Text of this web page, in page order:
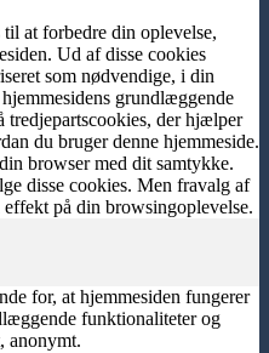
at forbedre din oplevelse,
Ud af disse cookies
som nødvendige, i din
grundlæggende
tredjepartscookies, der hjælper
du bruger denne hjemmeside.
browser med dit samtykke.
disse cookies. Men fravalg af
på din browsingoplevelse.
for, at hjemmesiden fungerer
funktionaliteter og
anonymt.